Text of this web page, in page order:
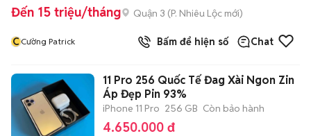
Đến 15 triệu/tháng Quận 3 (P. Nhiêu Lộc mới)
CCường Patrick Bấm để hiện số Chat
11 Pro 256 Quốc Tế Đag Xài Ngon Zin
Áp Đẹp Pin 93%
iPhone 11 Pro 256 GB Còn bảo hành
4.650.000 đ